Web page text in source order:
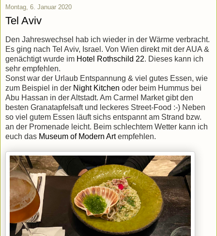
Montag, 6. Januar 2020
Tel Aviv
Den Jahreswechsel hab ich wieder in der Wärme verbracht.
Es ging nach Tel Aviv, Israel. Von Wien direkt mit der AUA &
genächtigt wurde im Hotel Rothschild 22. Dieses kann ich
sehr empfehlen.
Sonst war der Urlaub Entspannung & viel gutes Essen, wie
zum Beispiel in der Night Kitchen oder beim Hummus bei
Abu Hassan in der Altstadt. Am Carmel Market gibt den
besten Granatapfelsaft und leckeres Street-Food :-) Neben
so viel gutem Essen läuft sichs entspannt am Strand bzw.
an der Promenade leicht. Beim schlechtem Wetter kann ich
euch das Museum of Modern Artempfehlen.